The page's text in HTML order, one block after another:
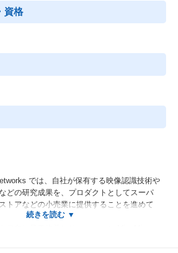
資格
では、自社が保有する映像認識技術や
どの研究成果を、プロダクトとしてスーパ
トアなどの小売業に提供することを進めて